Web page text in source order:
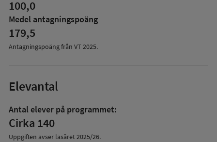
100,0
Medel antagningspoäng
179,5
Antagningspoäng från VT 2025.
Elevantal
Antal elever på programmet:
Cirka 140
Uppgiften avser läsåret2025/26.